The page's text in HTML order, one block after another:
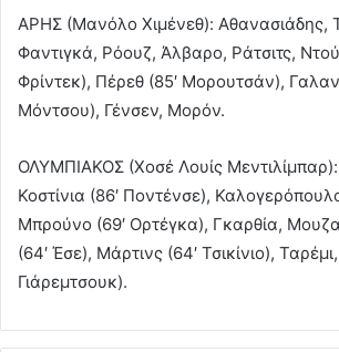
ΑΡΗΣ (Μανόλο Χιμένεθ): Αθανασιάδης,
Φαντιγκά, Ρόουζ, Άλβαρο, Ράτσιτς,
Φρίντεκ), Πέρεθ (85′ Μορουτσάν),
Μόντσου), Γένσεν, Μορόν.
ΟΛΥΜΠΙΑΚΟΣ (Χοσέ Λουίς
Κοστίνια (86′ Ποντένσε),
Μπρούνο (69′ Ορτέγκα), Γκαρθία,
(64′ Έσε), Μάρτινς (64′ Τσικίνιο),
Γιάρεμτσουκ).